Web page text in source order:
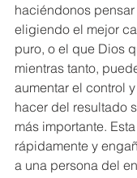
haciéndonos
eligiendo el mejor
puro, o el que Dios
mientras tanto,
aumentar el control
hacer del resultado
más importante.
rápidamente y
a una persona del